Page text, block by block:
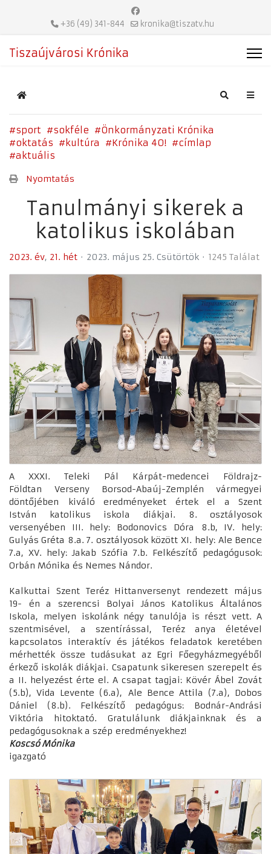
+36 (49) 341-844 kronika@tiszatv.hu
Tiszaújvárosi Krónika
Home Search
sport sokféle
Önkormányzati Krónika
oktatás
kultúra Krónika 40!
címlap
aktuális
Nyomtatás
Tanulmányi sikerek a
katolikus iskolában
2023. év 21. hét 2023. május 25. Csütörtök 1245 Találat
A XXXI. Teleki Pál Kárpát-medencei Földrajz-
Földtan Verseny Borsod-Abaúj-Zemplén vármegyei
döntőjében kiváló eredményeket értek el a Szent
István katolikus iskola diákjai. 8. osztályosok
versenyében III. hely: Bodonovics Dóra 8.b, IV. hely:
Gulyás Gréta 8.a. 7. osztályosok között XI. hely: Ale Bence
7.a, XV. hely: Jakab Szófia 7.b. Felkészítő pedagógusok:
Orbán Mónika és Nemes Nándor.
Kalkuttai Szent Teréz Hittanversenyt rendezett május
19- én a szerencsi Bolyai János Katolikus Általános
Iskola, melyen iskolánk négy tanulója is részt vett. A
szentmisével, a szentírással, Teréz anya életével
kapcsolatos interaktív és játékos feladatok keretében
mérhették össze tudásukat az Egri Főegyházmegyéből
érkező iskolák diákjai. Csapatunk sikeresen szerepelt és
a II. helyezést érte el. A csapat tagjai: Kövér Ábel Zovát
(5.b), Vida Levente (6.a), Ale Bence Attila (7.a), Dobos
Dániel (8.b). Felkészítő pedagógus: Bodnár-Andrási
Viktória hitoktató. Gratulálunk diákjainknak és a
pedagógusoknak a szép eredményekhez!
Koscsó Mónika
igazgató